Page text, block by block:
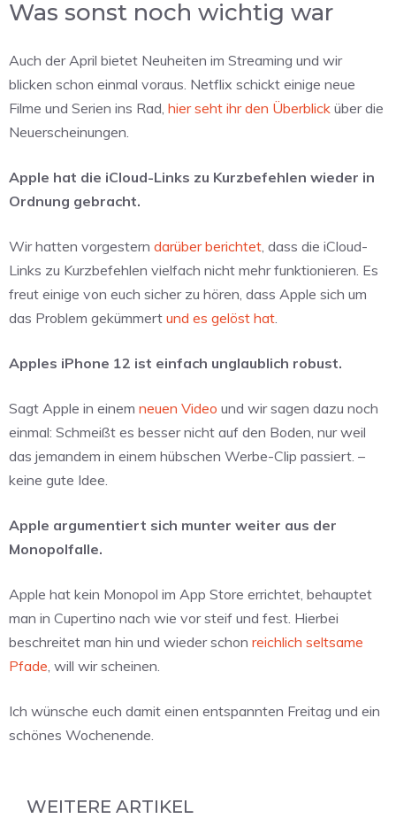
Was sonst noch wichtig war
Auch der April bietet Neuheiten im Streaming und wir
blicken schon einmal voraus. Netflix schickt einige neue
Filme und Serien ins Rad, hier seht ihr den Überblick über die
Neuerscheinungen.
Apple hat die iCloud-Links zu Kurzbefehlen wieder in
Ordnung gebracht.
Wir hatten vorgestern darüber berichtet , dass die iCloud-
Links zu Kurzbefehlen vielfach nicht mehr funktionieren. Es
freut einige von euch sicher zu hören, dass Apple sich um
das Problem gekümmert und es gelöst hat
Apples iPhone 12 ist einfach unglaublich robust.
Sagt Apple in einem neuen Video und wir sagen dazu noch
einmal: Schmeißt es besser nicht auf den Boden, nur weil
das jemandem in einem hübschen Werbe-Clip passiert. –
keine gute Idee.
Apple argumentiert sich munter weiter aus der
Monopolfalle.
Apple hat kein Monopol im App Store errichtet, behauptet
man in Cupertino nach wie vor steif und fest. Hierbei
beschreitet man hin und wieder schon reichlich seltsame
Pfade , will wir scheinen.
Ich wünsche euch damit einen entspannten Freitag und ein
schönes Wochenende.
WEITERE ARTIKEL